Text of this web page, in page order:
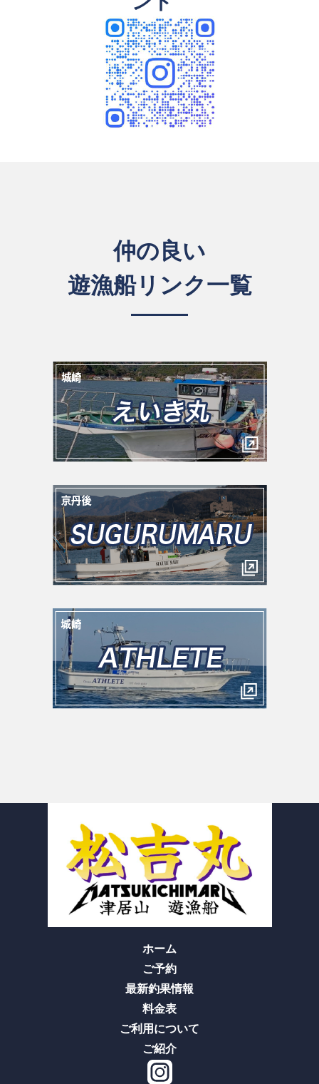
仲の良い
遊漁船リンク一覧
ホーム
ご予約
最新釣果情報
料金表
ご利用について
ご紹介